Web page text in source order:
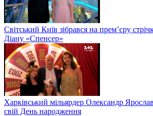
Світський Київ зібрався на прем’єру
Діану «Спенсер»
Харківський мільярдер Олександр
свій День народження